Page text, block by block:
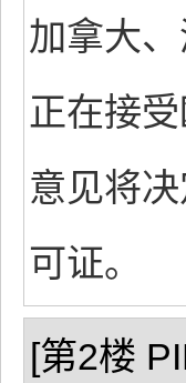
加拿大
正在接
意见将
可证。
[第2楼